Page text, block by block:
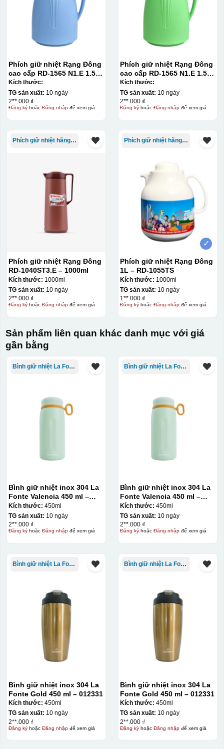
bằng một thanh gạt (squeegee) để in lên bề mặt sản
phẩm như ly, cốc, bút, móc khóa hay các vật phẩm quà
khác nhau, độ bền cao, có thể in trên nhiều chất liệu và
phù hợp cho sản xuất số lượng lớn, tuy nhiên đòi hỏi
quy trình chuẩn bị kỹ lưỡng và chi phí setup ban đầu
tương đối cao.
Chất liệu:
Thủy tinh
Phích giữ nhiệt Rạng Đông
cao cấp RD-1565 N1.E 1.5L
màu xanh dương
Kích thước:
TG sản xuất: 10 ngày
2**.000 ₫
Đăng kýhoặc Đăng nhậpđể xem giá
Phích giữ nhiệt Rạng Đông
cao cấp RD-1565 N1.E 1.5L
màu xanh lá
Kích thước:
TG sản xuất: 10 ngày
2**.000 ₫
Đăng kýhoặc Đăng nhậpđể xem giá
Phích giữ nhiệt hãng Rạng Đông
Phích giữ nhiệt Rạng Đông
RD-1040ST3.E – 1000ml
Kích thước: 1000ml
TG sản xuất: 10 ngày
2**.000 ₫
Đăng kýhoặc Đăng nhậpđể xem giá
Phích giữ nhiệt hãng Rạng Đông
✓
Phích giữ nhiệt Rạng Đông
1L – RD-1055TS
Kích thước: 1000ml
TG sản xuất: 10 ngày
1**.000 ₫
Đăng kýhoặc Đăng nhậpđể xem giá
Sản phẩm liên quan khác danh mục với giá
gần bằng
Bình giữ nhiệt La Fonte
Bình giữ nhiệt inox 304 La
Fonte Valencia 450 ml –
012355
Kích thước: 450ml
TG sản xuất: 10 ngày
2**.000 ₫
Đăng kýhoặc Đăng nhậpđể xem giá
Bình giữ nhiệt La Fonte
Bình giữ nhiệt inox 304 La
Fonte Valencia 450 ml –
012355
Kích thước: 450ml
TG sản xuất: 10 ngày
2**.000 ₫
Đăng kýhoặc Đăng nhậpđể xem giá
Bình giữ nhiệt La Fonte
Bình giữ nhiệt inox 304 La
Fonte Gold 450 ml – 012331
Kích thước: 450ml
TG sản xuất: 10 ngày
2**.000 ₫
Đăng kýhoặc Đăng nhậpđể xem giá
Bình giữ nhiệt La Fonte
Bình giữ nhiệt inox 304 La
Fonte Gold 450 ml – 012331
Kích thước: 450ml
TG sản xuất: 10 ngày
2**.000 ₫
Đăng kýhoặc Đăng nhậpđể xem giá